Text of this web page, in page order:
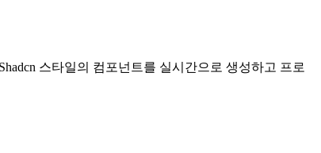
스타일의 컴포넌트를 실시간으로 생성하고 프로